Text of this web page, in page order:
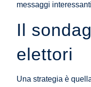
messaggi
Il
elettori
Una strategia è